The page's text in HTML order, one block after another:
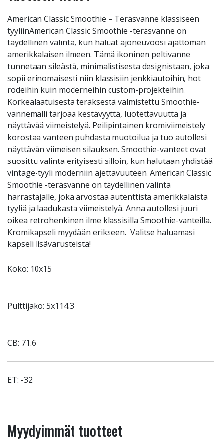
American Classic Smoothie – Teräsvanne klassiseen
tyyliinAmerican Classic Smoothie -teräsvanne on
täydellinen valinta, kun haluat ajoneuvoosi ajattoman
amerikkalaisen ilmeen. Tämä ikoninen peltivanne
tunnetaan sileästä, minimalistisesta designistaan, joka
sopii erinomaisesti niin klassisiin jenkkiautoihin, hot
rodeihin kuin moderneihin custom-projekteihin.
Korkealaatuisesta teräksestä valmistettu Smoothie-
vannemalli tarjoaa kestävyyttä, luotettavuutta ja
näyttävää viimeistelyä. Peilipintainen kromiviimeistely
korostaa vanteen puhdasta muotoilua ja tuo autollesi
näyttävän viimeisen silauksen. Smoothie-vanteet ovat
suosittu valinta erityisesti silloin, kun halutaan yhdistää
vintage-tyyli moderniin ajettavuuteen. American Classic
Smoothie -teräsvanne on täydellinen valinta
harrastajalle, joka arvostaa autenttista amerikkalaista
tyyliä ja laadukasta viimeistelyä. Anna autollesi juuri
oikea retrohenkinen ilme klassisilla Smoothie-vanteilla.
Kromikapseli myydään erikseen. Valitse haluamasi
kapseli lisävarusteista!
Koko: 10x15
Pulttijako: 5x114.3
CB: 71.6
ET: -32
Myydyimmät tuotteet